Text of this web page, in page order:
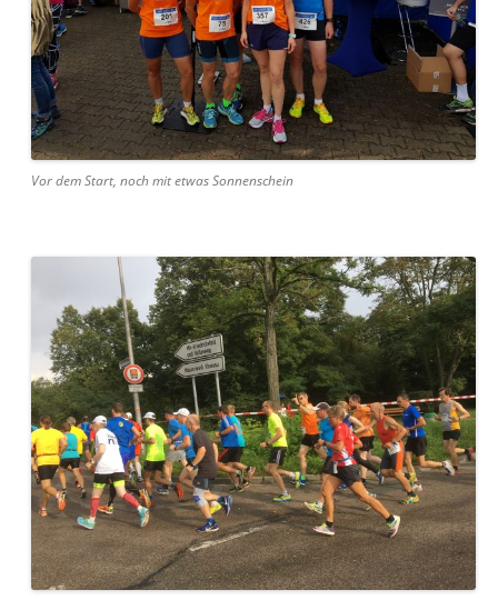
Vor dem Start, noch mit etwas Sonnenschein